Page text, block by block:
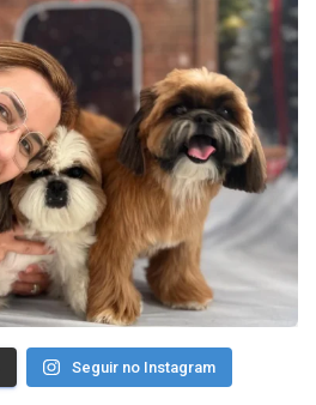
Seguir no Instagram